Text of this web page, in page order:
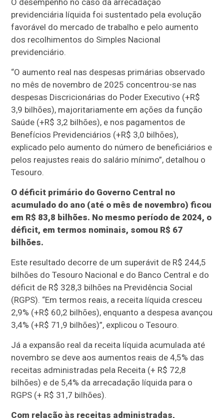
previdenciária líquida foi sustentado pela evolução
favorável do mercado de trabalho e pelo aumento
dos recolhimentos do Simples Nacional
previdenciário.
“O aumento real nas despesas primárias observado
no mês de novembro de 2025 concentrou-se nas
despesas Discricionárias do Poder Executivo (+R$
3,9 bilhões), majoritariamente em ações da função
Saúde (+R$ 3,2 bilhões), e nos pagamentos de
Benefícios Previdenciários (+R$ 3,0 bilhões),
explicado pelo aumento do número de beneficiários e
pelos reajustes reais do salário mínimo”, detalhou o
Tesouro.
O déficit primário do Governo Central no
acumulado do ano (até o mês de novembro) ficou
em R$ 83,8 bilhões. No mesmo período de 2024, o
déficit, em termos nominais, somou R$ 67
bilhões.
Este resultado decorre de um superávit de R$ 244,5
bilhões do Tesouro Nacional e do Banco Central e do
déficit de R$ 328,3 bilhões na Previdência Social
(RGPS). “Em termos reais, a receita líquida cresceu
2,9% (+R$ 60,2 bilhões), enquanto a despesa avançou
3,4% (+R$ 71,9 bilhões)”, explicou o Tesouro.
Já a expansão real da receita líquida acumulada até
novembro se deve aos aumentos reais de 4,5% das
receitas administradas pela Receita (+ R$ 72,8
bilhões) e de 5,4% da arrecadação líquida para o
RGPS (+ R$ 31,7 bilhões).
Com relação às receitas administradas,